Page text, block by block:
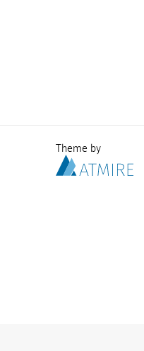
Theme by